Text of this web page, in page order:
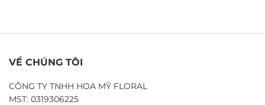
VỀ CHÚNG TÔI
CÔNG TY TNHH HOA MỸ FLORAL
MST: 0319306225